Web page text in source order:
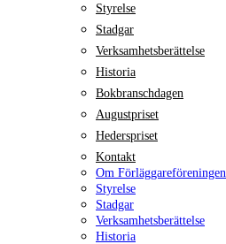
Styrelse
Stadgar
Verksamhetsberättelse
Historia
Bokbranschdagen
Augustpriset
Hederspriset
Kontakt
Om Förläggareföreningen
Styrelse
Stadgar
Verksamhetsberättelse
Historia